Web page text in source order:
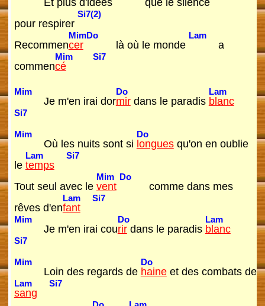
Et plus d'idées que le silence
pour respirer
Si7(2)
Recommen
Mim
cer
Do
là où le monde
Lam
a
commen
Mim
cé
Si7
Mim
Je m'en irai dor
Do
mirdans le paradis
Lam
blanc
Si7
Mim
Où les nuits sont si
Do
longuesqu'on en oublie
le
Lam
temps
Si7
Tout seul avec le
Mim
vent
Do
comme dans mes
rêves d'en
Lam
fant
Si7
Mim
Je m'en irai cou
Do
rirdans le paradis
Lam
blanc
Si7
Mim
Loin des regards de
Do
haineet des combats de
Lam
sang
Si7